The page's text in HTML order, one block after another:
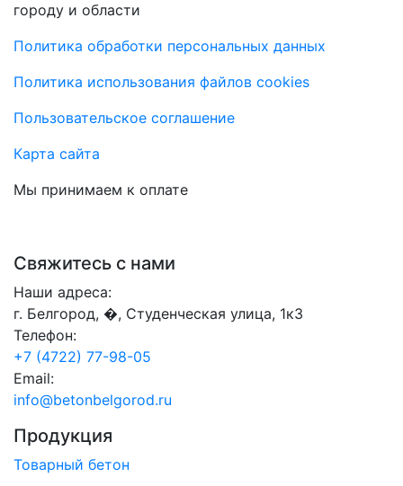
городу и области
Политика обработки персональных данных
Политика использования файлов cookies
Пользовательское соглашение
Карта сайта
Мы принимаем к оплате
Свяжитесь с нами
Наши адреса:
г. Белгород, �, Студенческая улица, 1к3
Телефон:
+7 (4722) 77-98-05
Email:
info@betonbelgorod.ru
Продукция
Товарный бетон